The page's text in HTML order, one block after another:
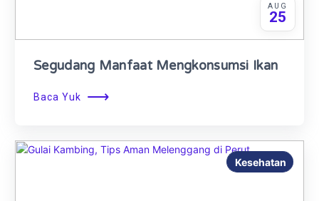
AUG
25
Segudang Manfaat Mengkonsumsi Ikan
Baca Yuk ⟶
Kesehatan